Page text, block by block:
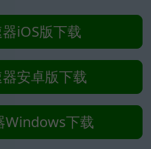
iOS版下载
安卓版下载
Windows下载